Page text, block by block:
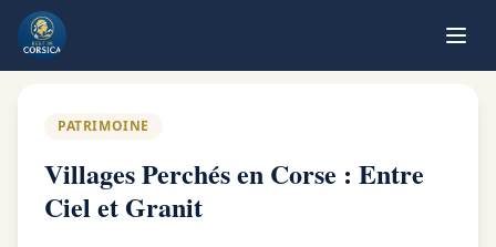
Retour au blog
PATRIMOINE
Villages Perchés en Corse : Entre
Ciel et Granit